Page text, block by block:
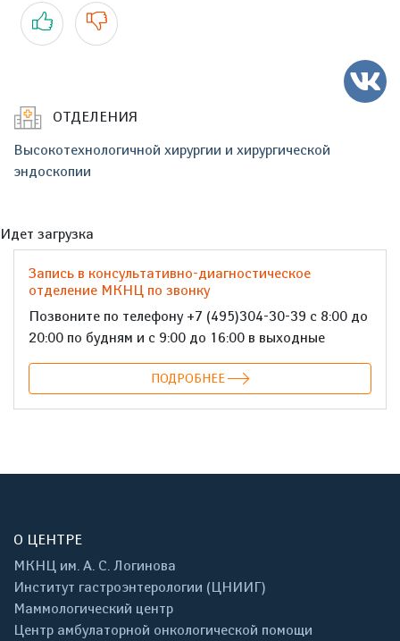
Да
ОТДЕЛЕНИЯ
Высокотехнологичной хирургии и хирургической
эндоскопии
Идет загрузка
Запись в консультативно-диагностическое
отделение МКНЦ по звонку
Позвоните по телефону +7 (495)304-30-39 с 8:00 до
20:00 по будням и с 9:00 до 16:00 в выходные
ПОДРОБНЕЕ
О ЦЕНТРЕ
МКНЦ им. А. С. Логинова
Институт гастроэнтерологии (ЦНИИГ)
Маммологический центр
Центр амбулаторной онкологической помощи